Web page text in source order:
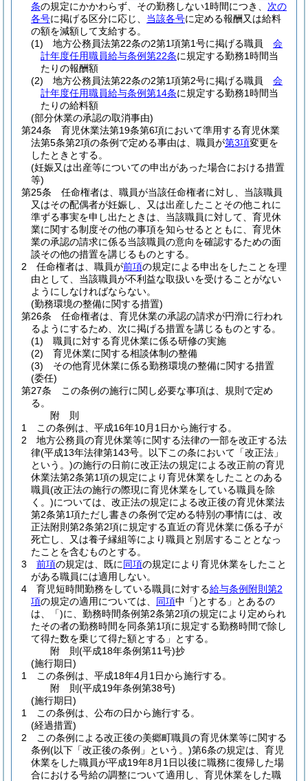
条の規定にかかわらず、その勤務しない1時間につき、 次の
各号に掲げる区分に応じ、 当該各号に定める報酬又は給料
の額を減額して支給する。
(1)
地方公務員法第22条の2第1項第1号に掲げる職員 会
計年度任用職員給与条例第22条に規定する勤務1時間当
たりの報酬額
(2)
地方公務員法第22条の2第1項第2号に掲げる職員 会
計年度任用職員給与条例第14条に規定する勤務1時間当
たりの給料額
(部分休業の承認の取消事由)
第24条
育児休業法第19条第6項において準用する育児休業
法第5条第2項の条例で定める事由は、職員が第3項変更を
したときとする。
(妊娠又は出産等についての申出があった場合における措置
等)
第25条
任命権者は、職員が当該任命権者に対し、当該職員
又はその配偶者が妊娠し、又は出産したことその他これに
準ずる事実を申し出たときは、当該職員に対して、育児休
業に関する制度その他の事項を知らせるとともに、育児休
業の承認の請求に係る当該職員の意向を確認するための面
談その他の措置を講じるものとする。
2
任命権者は、職員が前項の規定による申出をしたことを理
由として、当該職員が不利益な取扱いを受けることがない
ようにしなければならない。
(勤務環境の整備に関する措置)
第26条
任命権者は、育児休業の承認の請求が円滑に行われ
るようにするため、次に掲げる措置を講じるものとする。
(1)
職員に対する育児休業に係る研修の実施
(2)
育児休業に関する相談体制の整備
(3)
その他育児休業に係る勤務環境の整備に関する措置
(委任)
第27条
この条例の施行に関し必要な事項は、規則で定め
る。
附 則
1
この条例は、平成16年10月1日から施行する。
2
地方公務員の育児休業等に関する法律の一部を改正する法
律(平成13年法律第143号。以下この条において「改正法」
という。)の施行の日前に改正法の規定による改正前の育児
休業法第2条第1項の規定により育児休業をしたことのある
職員(改正法の施行の際現に育児休業をしている職員を除
く。)については、改正法の規定による改正後の育児休業法
第2条第1項ただし書きの条例で定める特別の事情には、改
正法附則第2条第2項に規定する直近の育児休業に係る子が
死亡し、又は養子縁組等により職員と別居することとなっ
たことを含むものとする。
3
前項の規定は、既に同項の規定により育児休業をしたこと
がある職員には適用しない。
4
育児短時間勤務をしている職員に対する給与条例附則第2
項の規定の適用については、 同項中「)とする」とあるの
は、「)に、勤務時間条例第2条第2項の規定により定められ
たその者の勤務時間を同条第1項に規定する勤務時間で除し
て得た数を乗じて得た額とする」とする。
附 則(平成18年条例第11号)抄
(施行期日)
1
この条例は、平成18年4月1日から施行する。
附 則(平成19年条例第38号)
(施行期日)
1
この条例は、公布の日から施行する。
(経過措置)
2
この条例による改正後の美郷町職員の育児休業等に関する
条例(以下「改正後の条例」という。)第6条の規定は、育児
休業をした職員が平成19年8月1日以後に職務に復帰した場
合における号給の調整について適用し、育児休業をした職